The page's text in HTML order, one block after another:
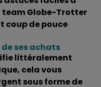
team Globe-Trotter
coup de pouce
de ses achats
littéralement
cela vous
sous forme de